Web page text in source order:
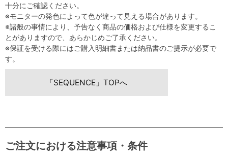
十分にご確認ください。
※モニターの発色によって色が違って見える場合があります。
※諸般の事情により、予告なく商品の価格および仕様を変更するこ
とがありますので、あらかじめご了承ください。
※保証を受ける際にはご購入明細書または納品書のご提示が必要で
す。
「SEQUENCE」TOPへ
ご注文における注意事項・条件